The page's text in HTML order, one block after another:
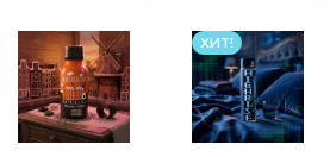
ХИТ!